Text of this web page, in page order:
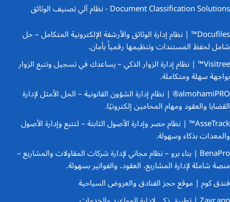
Document Classification Solutions - نظام آلي تصنيف الوثائق
Docufiles™ | نظام إدارة الوثائق والأرشفة الإلكترونية المتكامل
– حل
شامل لحفظ المستندات وتنظيمها رقمياً بأمان.
Visitree™ | نظام إدارة الزوار الذكي
– يساعدك في تسجيل وتتبع الزوار
بواجهة سهلة ومتكاملة.
almohamiPRO® | نظام إدارة الشؤون القانونية
– الحل الأمثل لإدارة
القضايا والعقود ومهام المحامين إلكترونيًا.
AsseTrack™ | نظام حصر وإدارة الأصول الثابتة
– لتتبع وإدارة الأصول
والمعدات بذكاء وسهولة.
BenaPro | بناء برو – نظام مجاني لإدارة شركات المقاولات والمشاريع
–
منصة شاملة لإدارة المشاريع، العقود، والفواتير بسهولة.
فندق كوم | موقع حجز الفنادق والعروض السياحية